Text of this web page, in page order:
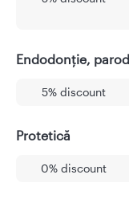
Endodonție,
5% discount
Protetică
0% discount